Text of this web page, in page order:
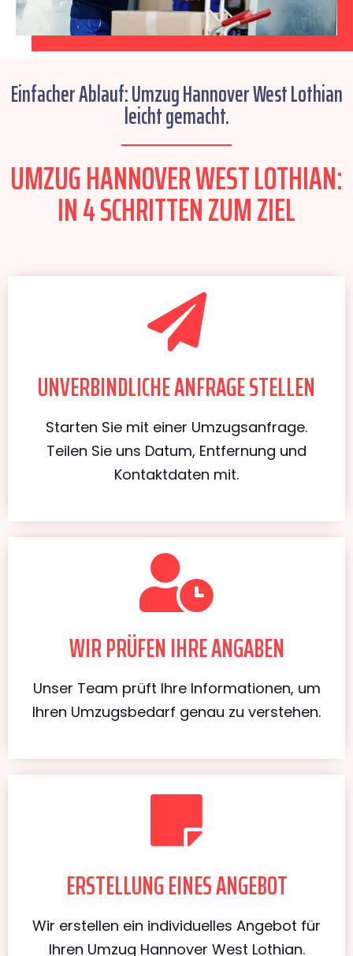
Einfacher Ablauf: Umzug Hannover West Lothian
leicht gemacht.
UMZUG HANNOVER WEST LOTHIAN:
IN 4 SCHRITTEN ZUM ZIEL
UNVERBINDLICHE ANFRAGE STELLEN
Starten Sie mit einer Umzugsanfrage.
Teilen Sie uns Datum, Entfernung und
Kontaktdaten mit.
WIR PRÜFEN IHRE ANGABEN
Unser Team prüft Ihre Informationen, um
Ihren Umzugsbedarf genau zu verstehen.
ERSTELLUNG EINES ANGEBOT
Wir erstellen ein individuelles Angebot für
Ihren Umzug Hannover West Lothian.